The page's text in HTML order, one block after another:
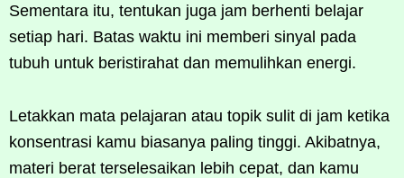
Sementara itu, tentukan juga jam berhenti belajar
setiap hari. Batas waktu ini memberi sinyal pada
tubuh untuk beristirahat dan memulihkan energi.
Letakkan mata pelajaran atau topik sulit di jam ketika
konsentrasi kamu biasanya paling tinggi. Akibatnya,
materi berat terselesaikan lebih cepat, dan kamu